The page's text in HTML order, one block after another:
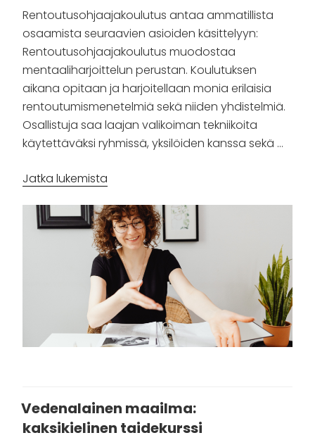
Rentoutusohjaajakoulutus antaa ammatillista
osaamista seuraavien asioiden käsittelyyn:
Rentoutusohjaajakoulutus muodostaa
mentaaliharjoittelun perustan. Koulutuksen
aikana opitaan ja harjoitellaan monia erilaisia
rentoutumismenetelmiä sekä niiden yhdistelmiä.
Osallistuja saa laajan valikoiman tekniikoita
käytettäväksi ryhmissä, yksilöiden kanssa sekä …
Jatka lukemista
(Mental
Training
I)”
Vedenalainen maailma:
kaksikielinen taidekurssi